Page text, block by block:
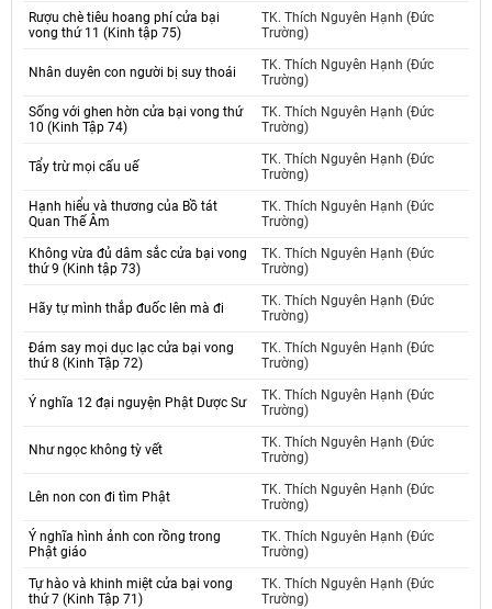
Rượu chè tiêu hoang phí cửa bại
vong thứ 11 (Kinh tập 75)
TK. Thích Nguyên Hạnh (Đức
Trường)
Nhân duyên con người bị suy thoái
TK. Thích Nguyên Hạnh (Đức
Trường)
Sống với ghen hờn cửa bại vong thứ
10 (Kinh Tập 74)
TK. Thích Nguyên Hạnh (Đức
Trường)
Tẩy trừ mọi cấu uế
TK. Thích Nguyên Hạnh (Đức
Trường)
Hạnh hiểu và thương của Bồ tát
Quan Thế Âm
TK. Thích Nguyên Hạnh (Đức
Trường)
Không vừa đủ dâm sắc cửa bại vong
thứ 9 (Kinh tập 73)
TK. Thích Nguyên Hạnh (Đức
Trường)
Hãy tự mình thắp đuốc lên mà đi
TK. Thích Nguyên Hạnh (Đức
Trường)
Đám say mọi dục lạc cửa bại vong
thứ 8 (Kinh Tập 72)
TK. Thích Nguyên Hạnh (Đức
Trường)
Ý nghĩa 12 đại nguyện Phật Dược Sư
TK. Thích Nguyên Hạnh (Đức
Trường)
Như ngọc không tỳ vết
TK. Thích Nguyên Hạnh (Đức
Trường)
Lên non con đi tìm Phật
TK. Thích Nguyên Hạnh (Đức
Trường)
Ý nghĩa hình ảnh con rồng trong
Phật giáo
TK. Thích Nguyên Hạnh (Đức
Trường)
Tự hào và khinh miệt cửa bại vong
thứ 7 (Kinh Tập 71)
TK. Thích Nguyên Hạnh (Đức
Trường)